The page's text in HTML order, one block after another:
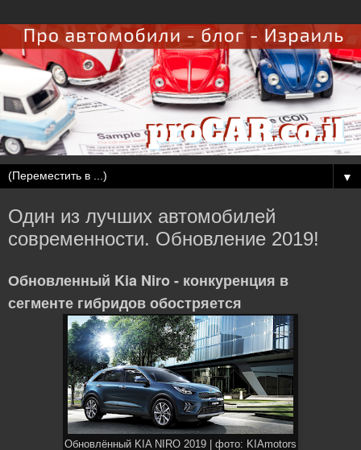
▼
Один из лучших автомобилей
современности. Обновление 2019!
Обновленный Kia Niro - конкуренция в
сегменте гибридов обостряется
Обновлённый KIA NIRO 2019 | фото: KIAmotors